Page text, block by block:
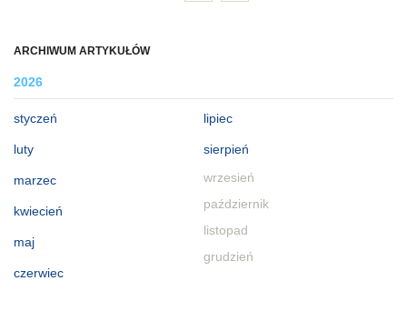
ARCHIWUM ARTYKUŁÓW
2026
styczeń
luty
marzec
kwiecień
maj
czerwiec
lipiec
sierpień
wrzesień
październik
listopad
grudzień